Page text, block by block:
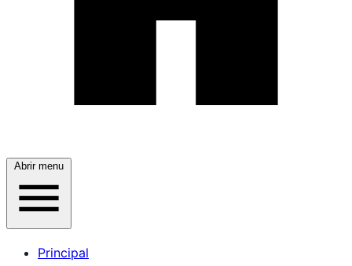
Abrir menu
Principal